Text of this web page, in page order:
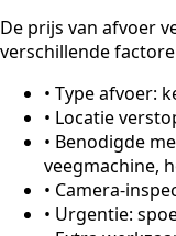
De prijs van afvoer
verschillende
• Type afvoer:
• Locatie
• Benodigde
veegmachine,
• Camera-
• Urgentie: